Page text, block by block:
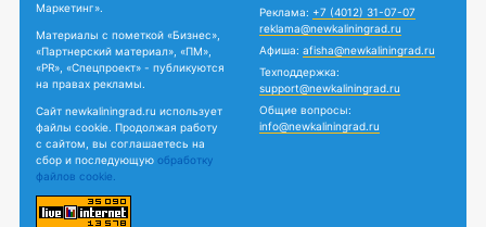
Маркетинг».
Материалы с пометкой «Бизнес»,
«Партнерский материал», «ПМ»,
«PR», «Спецпроект» - публикуются
на правах рекламы.
Сайт newkaliningrad.ru использует
файлы cookie. Продолжая работу
с сайтом, вы соглашаетесь на
сбор и последующую обработку
файлов cookie.
Реклама: +7 (4012) 31-07-07
reklama@newkaliningrad.ru
Афиша: afisha@newkaliningrad.ru
Техподдержка:
support@newkaliningrad.ru
Общие вопросы:
info@newkaliningrad.ru